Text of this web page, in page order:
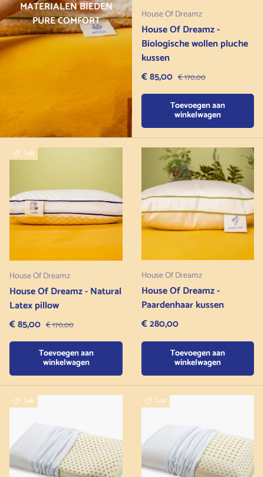
MATERIALEN BIEDEN
PURE COMFORT
House Of Dreamz
House Of Dreamz -
Biologische wollen pluche
kussen
Verkoopprijs
€ 85,00 Normale prijs
€ 170,00
Toevoegen aan
winkelwagen
Sale
House Of Dreamz
House Of Dreamz - Natural
Latex pillow
Verkoopprijs
€ 85,00 Normale prijs
€ 170,00
Toevoegen aan
winkelwagen
House Of Dreamz
House Of Dreamz -
Paardenhaar kussen
Normale prijs
€ 280,00
Toevoegen aan
winkelwagen
Sale Sale